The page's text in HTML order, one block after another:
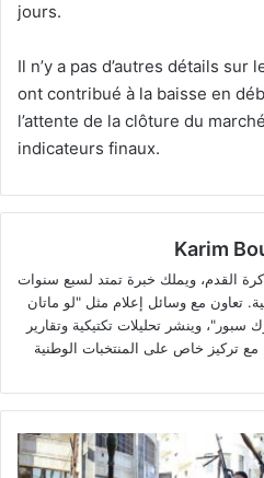
jours.
Il n’y a pas d’autres détails
ont contribué à la baisse en
l’attente de la clôture du
indicateurs finaux.
Karim
ويملك خبرة تمتد لسبع سنوات
تعاون مع وسائل إعلام مثل "لو ماتان
وينشر تحليلات تكتيكية وتقارير
Les
tensions